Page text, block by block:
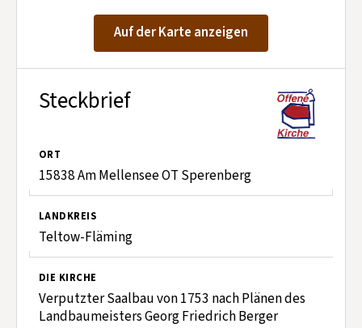
Auf der Karte anzeigen
Steckbrief
ORT
15838 Am Mellensee OT Sperenberg
LANDKREIS
Teltow-Fläming
DIE KIRCHE
Verputzter Saalbau von 1753 nach Plänen des
Landbaumeisters Georg Friedrich Berger